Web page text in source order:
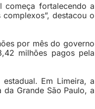
começa fortalecendo a
destacou o
por mês do governo
milhões pagos pela
Em Limeira, a
Grande São Paulo, a